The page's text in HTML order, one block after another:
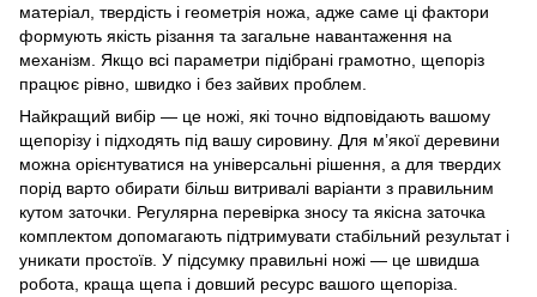
матеріал, твердість і геометрія ножа, адже саме ці фактори
формують якість різання та загальне навантаження на
механізм. Якщо всі параметри підібрані грамотно, щепоріз
працює рівно, швидко і без зайвих проблем.
Найкращий вибір — це ножі, які точно відповідають вашому
щепорізу і підходять під вашу сировину. Для м’якої деревини
можна орієнтуватися на універсальні рішення, а для твердих
порід варто обирати більш витривалі варіанти з правильним
кутом заточки. Регулярна перевірка зносу та якісна заточка
комплектом допомагають підтримувати стабільний результат і
уникати простоїв. У підсумку правильні ножі — це швидша
робота, краща щепа і довший ресурс вашого щепоріза.